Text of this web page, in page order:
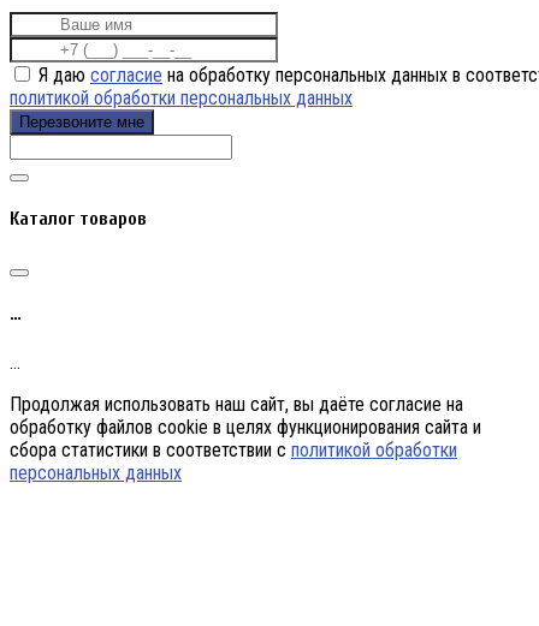
Я даю согласие на обработку персональных данных в
политикой обработки персональных данных
Перезвоните мне
Каталог товаров
…
…
Продолжая использовать наш сайт, вы даёте согласие на
обработку файлов cookie в целях функционирования сайта и
сбора статистики в соответствии с политикой обработки
персональных данных